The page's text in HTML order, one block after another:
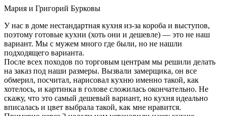
Мария и Григорий Бурковы
У нас в доме нестандартная кухня из-за короба и выступов,
поэтому готовые кухни (хоть они и дешевле) — это не наш
вариант. Мы с мужем много где были, но не нашли
подходящего варианта.
После всех походов по торговым центрам мы решили делать
на заказ под наши размеры. Вызвали замерщика, он все
обмерил, посчитал, нарисовал кухню именно такой, как
хотелось, и картинка в голове сложилась окончательно. Не
скажу, что это самый дешевый вариант, но кухня идеально
вписалась и цвет выбрала такой, как мне нравится.